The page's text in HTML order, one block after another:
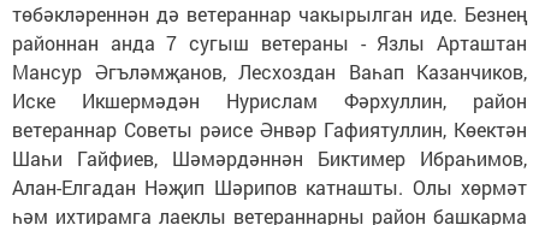
төбәкләреннән дә ветераннар чакырылган иде. Безнең
районнан анда 7 сугыш ветераны - Язлы Арташтан
Мансур Әгъләмҗанов, Лесхоздан Ваһап Казанчиков,
Иске Икшермәдән Нурислам Фәрхуллин, район
ветераннар Советы рәисе Әнвәр Гафиятуллин, Көектән
Шаһи Гайфиев, Шәмәрдәннән Биктимер Ибраһимов,
Алан-Елгадан Нәҗип Шәрипов катнашты. Олы хөрмәт
һәм ихтирамга лаеклы ветераннарны район башкарма